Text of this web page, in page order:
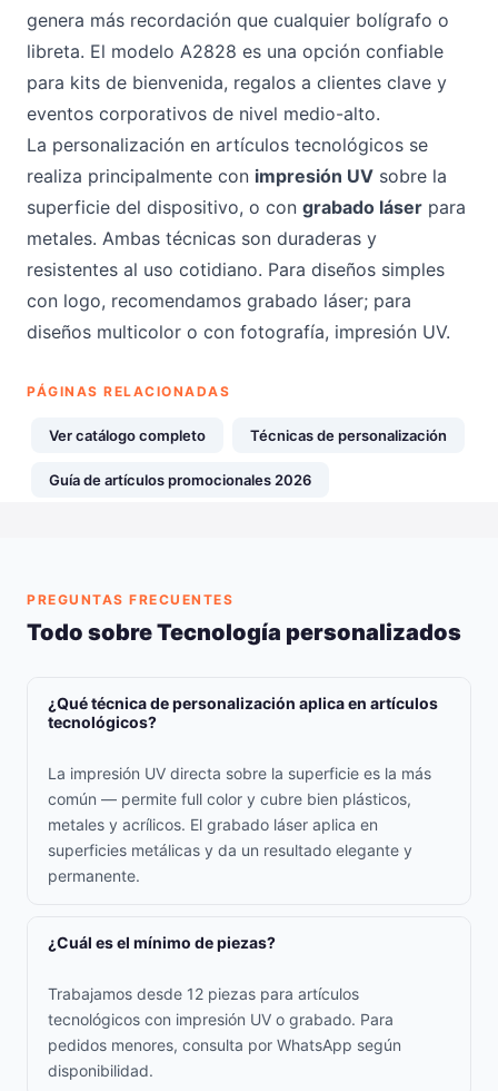
genera más recordación que cualquier bolígrafo o
libreta. El modelo A2828 es una opción confiable
para kits de bienvenida, regalos a clientes clave y
eventos corporativos de nivel medio-alto.
La personalización en artículos tecnológicos se
realiza principalmente con impresión UV sobre la
superficie del dispositivo, o con grabado láser para
metales. Ambas técnicas son duraderas y
resistentes al uso cotidiano. Para diseños simples
con logo, recomendamos grabado láser; para
diseños multicolor o con fotografía, impresión UV.
PÁGINAS RELACIONADAS
Ver catálogo completo Técnicas de personalización
Guía de artículos promocionales 2026
PREGUNTAS FRECUENTES
Todo sobre Tecnología personalizados
¿Qué técnica de personalización aplica en artículos
tecnológicos?
La impresión UV directa sobre la superficie es la más
común — permite full color y cubre bien plásticos,
metales y acrílicos. El grabado láser aplica en
superficies metálicas y da un resultado elegante y
permanente.
¿Cuál es el mínimo de piezas?
Trabajamos desde 12 piezas para artículos
tecnológicos con impresión UV o grabado. Para
pedidos menores, consulta por WhatsApp según
disponibilidad.